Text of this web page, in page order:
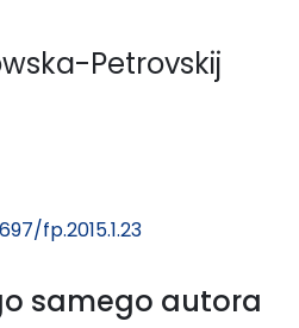
Petrovskij
fp.2015.1.23
samego autora